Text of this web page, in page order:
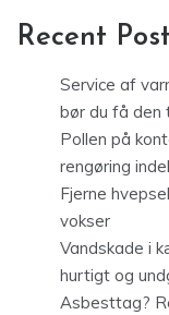
Recent
Service af
bør du få den
Pollen på
rengøring
Fjerne
vokser
Vandskade i
hurtigt og
Asbesttag?